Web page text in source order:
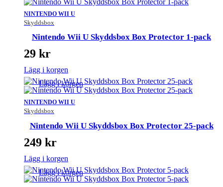
NINTENDO WII U
Skyddsbox
Nintendo Wii U Skyddsbox Box Protector 1-pack
29 kr
Lägg i korgen
NINTENDO WII U
Skyddsbox
Lägg i korgen
Nintendo Wii U Skyddsbox Box Protector 25-pack
249 kr
Lägg i korgen
Lägg i korgen